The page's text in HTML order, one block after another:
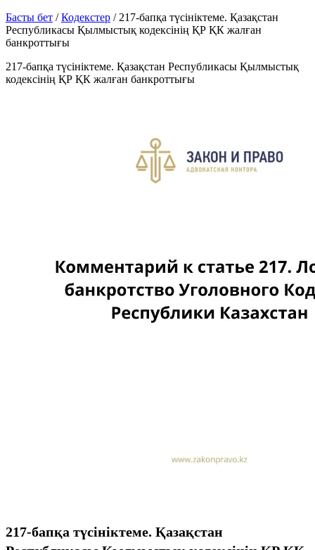
Басты бет /Кодекстер / 217-бапқа түсініктеме. Қазақстан
Республикасы Қылмыстық кодексінің ҚР ҚК жалған
банкроттығы
217-бапқа түсініктеме. Қазақстан Республикасы Қылмыстық
кодексінің ҚР ҚК жалған банкроттығы
217-бапқа түсініктеме. Қазақстан